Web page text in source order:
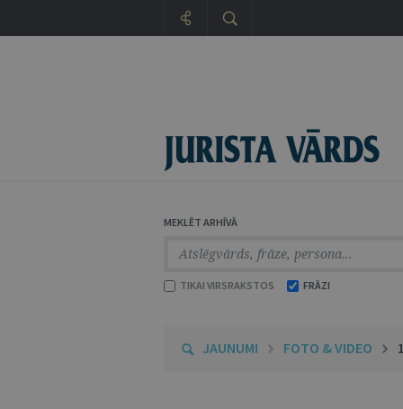
MEKLĒT ARHĪVĀ
TIKAI VIRSRAKSTOS FRĀZI
JAUNUMI FOTO & VIDEO